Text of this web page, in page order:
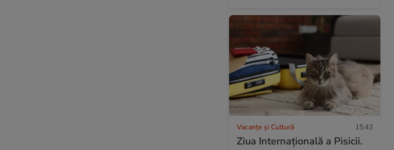
Vacanțe și Cultură 15:43
Ziua Internațională a Pisicii.